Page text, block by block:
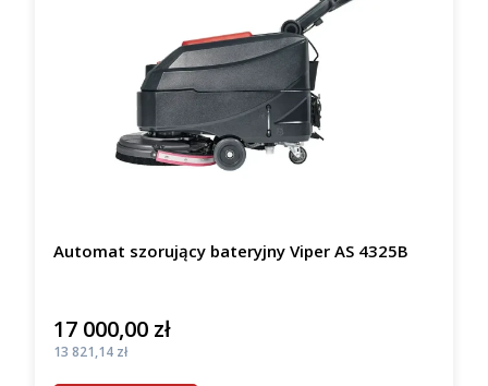
Automat szorujący bateryjny Viper AS 4325B
Cena
17 000,00 zł
Cena
13 821,14 zł